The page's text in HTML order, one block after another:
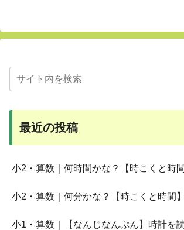
最近の投稿
小2・算数｜何時間かな？【時こくと時
小2・算数｜何分かな？【時こくと時間
小1・算数｜【なんじなんぷん】時計を